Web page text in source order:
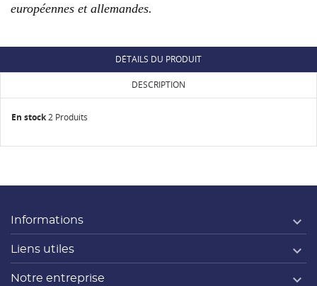
européennes et allemandes.
DÉTAILS DU PRODUIT
DESCRIPTION
En stock2 Produits
Informations 
Liens utiles 
Notre entreprise 